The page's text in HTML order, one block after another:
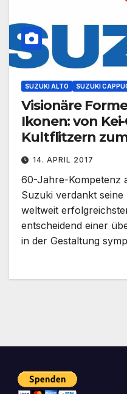
SUZUKI ALTO SUZUKI
Visionäre
Ikonen: von
Kultflitzern
Ignis und zum
14. APRIL 2017
60-Jahre-Kompetenz
Suzuki verdankt
weltweit
entscheidend einer
in der Gestaltung